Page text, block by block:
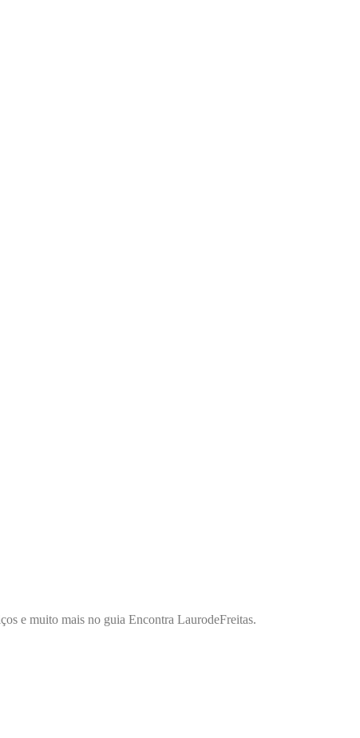
e muito mais no guia Encontra LaurodeFreitas.